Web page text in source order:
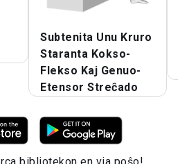
Subtenita Unu Kruro
Staranta Kokso-
Flekso Kaj Genuo-
Etensor Streĉado